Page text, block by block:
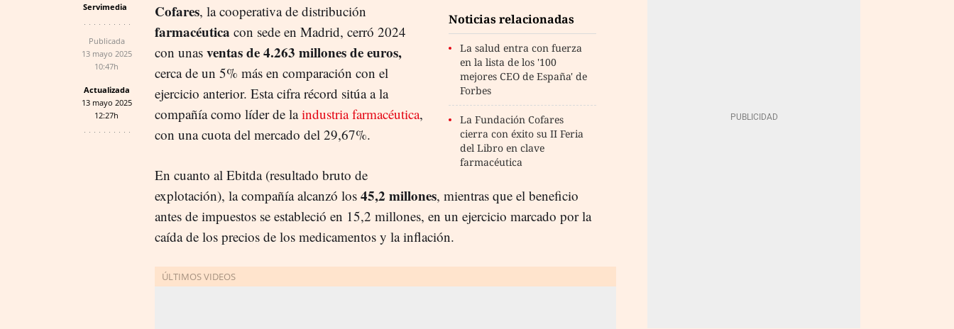
Servimedia
Publicada
13 mayo 2025
10:47h
Actualizada
13 mayo 2025
12:27h
Noticias relacionadas
La salud entra con fuerza
en la lista de los '100
mejores CEO de España' de
Forbes
La Fundación Cofares
cierra con éxito su II Feria
del Libro en clave
farmacéutica
Cofares, la cooperativa de distribución
farmacéutica con sede en Madrid, cerró 2024
con unas ventas de 4.263 millones de euros,
cerca de un 5% más en comparación con el
ejercicio anterior. Esta cifra récord sitúa a la
compañía como líder de laindustria farmacéutica,
con una cuota del mercado del 29,67%.
En cuanto al Ebitda (resultado bruto de
explotación), la compañía alcanzó los 45,2 millones, mientras que el beneficio
antes de impuestos se estableció en 15,2 millones, en un ejercicio marcado por la
caída de los precios de los medicamentos y la inflación.